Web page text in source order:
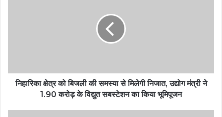
निहारिका क्षेत्र को बिजली की समस्या से मिलेगी निजात, उद्योग मंत्री ने
1.90 करोड़ के विद्युत सबस्टेशन का किया भूमिपूजन